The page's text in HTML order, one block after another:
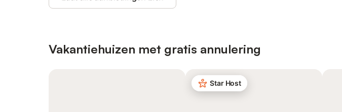
Vakantiehuizen met gratis annulering
Star Host